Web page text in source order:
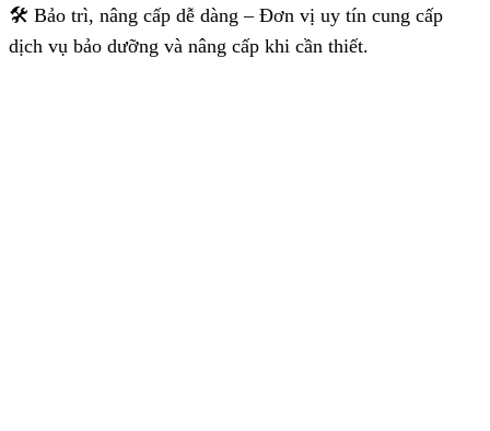
🛠 Bảo trì, nâng cấp dễ dàng – Đơn vị uy tín cung cấp
dịch vụ bảo dưỡng và nâng cấp khi cần thiết.